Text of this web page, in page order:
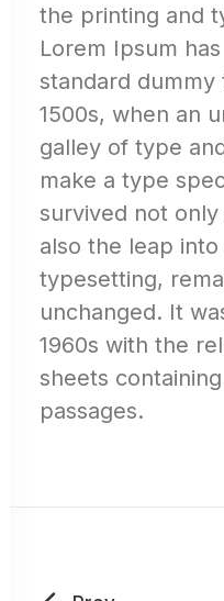
the printing and
Lorem Ipsum
standard
1500s, when an
galley of type
make a type
survived not
also the leap
typesetting,
unchanged. It
1960s with the
sheets
passages.